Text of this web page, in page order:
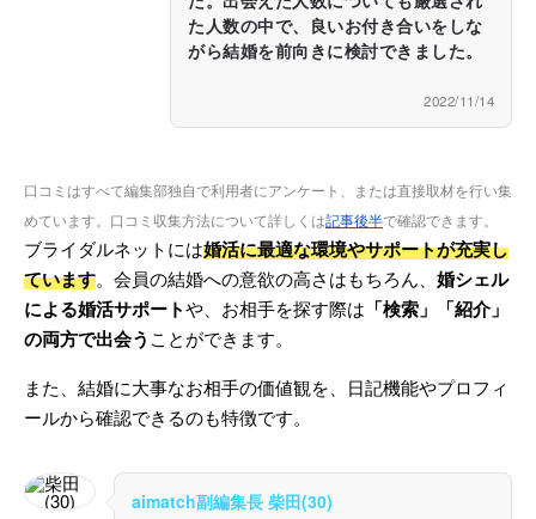
た人数の中で、良いお付き合いをしな
がら結婚を前向きに検討できました。
2022/11/14
口コミはすべて編集部独自で利用者にアンケート、または直接取材を行い集
めています。口コミ収集方法について詳しくは記事後半で確認できます。
ブライダルネットには婚活に最適な環境やサポートが充実し
ています。会員の結婚への意欲の高さはもちろん、 婚シェル
による婚活サポートや、お相手を探す際は 「検索」「紹介」
の両方で出会う ことができます。
また、結婚に大事なお相手の価値観を、日記機能やプロフィ
ールから確認できるのも特徴です。
aimatch副編集長 柴田(30)